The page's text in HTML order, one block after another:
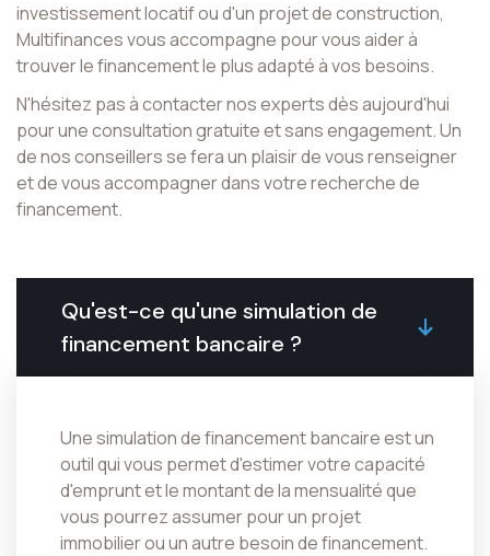
investissement locatif ou d'un projet de construction,
Multifinances vous accompagne pour vous aider à
trouver le financement le plus adapté à vos besoins.
N'hésitez pas à contacter nos experts dès aujourd'hui
pour une consultation gratuite et sans engagement. Un
de nos conseillers se fera un plaisir de vous renseigner
et de vous accompagner dans votre recherche de
financement.
Qu'est-ce qu'une simulation de
financement bancaire ?
Une simulation de financement bancaire est un
outil qui vous permet d'estimer votre capacité
d'emprunt et le montant de la mensualité que
vous pourrez assumer pour un projet
immobilier ou un autre besoin de financement.